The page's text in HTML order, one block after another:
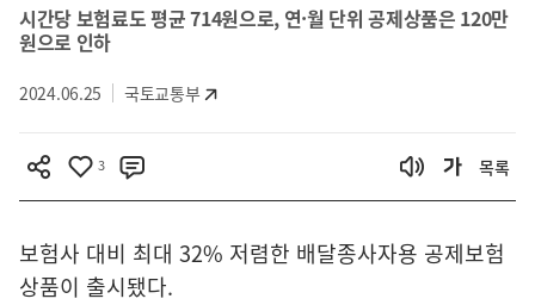
시간당 보험료도 평균 714원으로, 연·월 단위 공제상품은 120만
원으로 인하
2024.06.25 국토교통부
3 목록
보험사 대비 최대 32% 저렴한 배달종사자용 공제보험
상품이 출시됐다.